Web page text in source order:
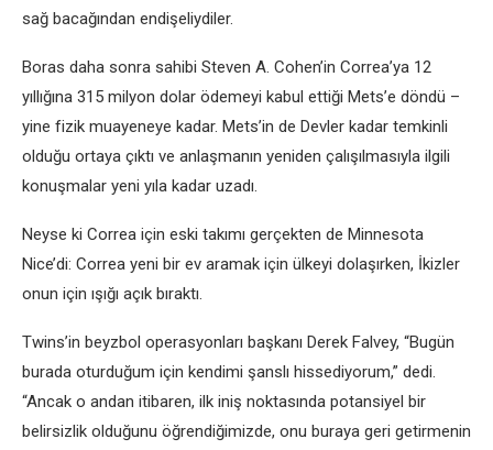
sağ bacağından endişeliydiler.
Boras daha sonra sahibi Steven A. Cohen’in Correa’ya 12
yıllığına 315 milyon dolar ödemeyi kabul ettiği Mets’e döndü –
yine fizik muayeneye kadar. Mets’in de Devler kadar temkinli
olduğu ortaya çıktı ve anlaşmanın yeniden çalışılmasıyla ilgili
konuşmalar yeni yıla kadar uzadı.
Neyse ki Correa için eski takımı gerçekten de Minnesota
Nice’di: Correa yeni bir ev aramak için ülkeyi dolaşırken, İkizler
onun için ışığı açık bıraktı.
Twins’in beyzbol operasyonları başkanı Derek Falvey, “Bugün
burada oturduğum için kendimi şanslı hissediyorum,” dedi.
“Ancak o andan itibaren, ilk iniş noktasında potansiyel bir
belirsizlik olduğunu öğrendiğimizde, onu buraya geri getirmenin